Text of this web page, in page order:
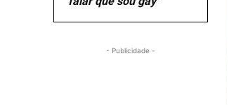
- Publicidade -